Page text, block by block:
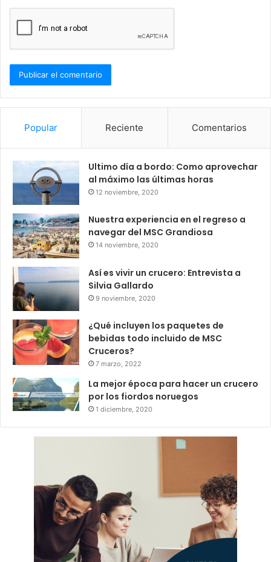
Popular Reciente Comentarios
Ultimo día a bordo: Como aprovechar
al máximo las últimas horas
12 noviembre, 2020
Nuestra experiencia en el regreso a
navegar del MSC Grandiosa
14 noviembre, 2020
Así es vivir un crucero: Entrevista a
Silvia Gallardo
9 noviembre, 2020
¿Qué incluyen los paquetes de
bebidas todo incluido de MSC
Cruceros?
7 marzo, 2022
La mejor época para hacer un crucero
por los fiordos noruegos
1 diciembre, 2020